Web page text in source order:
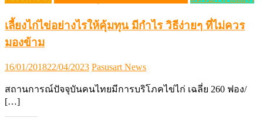
เลี้ยงไก่ไข่อย่างไรให้คุ้มทุน มีกำไร วิธีง่ายๆ ที่ไม่ควร
มองข้าม
Posted
16/01/201822/04/2023 Author
Pasusart News
สถานการณ์ปัจจุบันคนไทยมีการบริโภคไข่ไก่ เฉลี่ย 260 ฟอง/
[…]